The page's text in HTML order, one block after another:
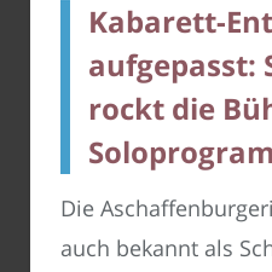
Kabarett-
aufgepasst:
rockt die
Die
auch bekannt als